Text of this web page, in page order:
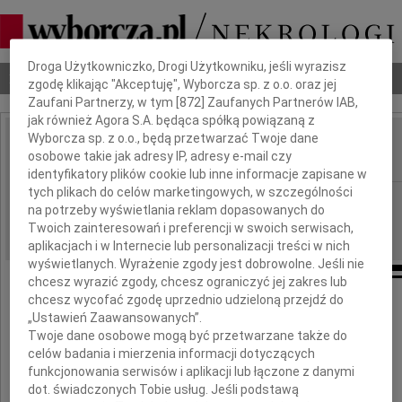
Nekrologi Odeszli Poradnik pogrzebowy
IMIĘ I NAZWISKO: Lech Bruski
REGION: Warszawa
DATA EMISJI: 12.10.2013
"Bywa nieraz, że stajemy w obliczu prawd,
dla których brakuje słów"
Mija 10 lat, odkąd odszedł
Dbamy o Twoją prywatność
Droga Użytkowniczko, Drogi Użytkowniku, jeśli wyrazisz
zgodę klikając "Akceptuję", Wyborcza sp. z o.o. oraz jej
Zaufani Partnerzy, w tym [872 ] Zaufanych Partnerów IAB,
jak również Agora S.A. będąca spółką powiązaną z
Wyborcza sp. z o.o., będą przetwarzać Twoje dane
osobowe takie jak adresy IP, adresy e-mail czy
identyfikatory plików cookie lub inne informacje zapisane w
tych plikach do celów marketingowych, w szczególności
na potrzeby wyświetlania reklam dopasowanych do
Twoich zainteresowań i preferencji w swoich serwisach,
aplikacjach i w Internecie lub personalizacji treści w nich
wyświetlanych. Wyrażenie zgody jest dobrowolne. Jeśli nie
chcesz wyrazić zgody, chcesz ograniczyć jej zakres lub
chcesz wycofać zgodę uprzednio udzieloną przejdź do
„Ustawień Zaawansowanych”.
Twoje dane osobowe mogą być przetwarzane także do
celów badania i mierzenia informacji dotyczących
funkcjonowania serwisów i aplikacji lub łączone z danymi
dot. świadczonych Tobie usług. Jeśli podstawą